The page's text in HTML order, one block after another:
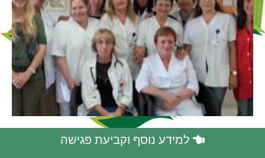
למידע נוסף וקביעת פגישה